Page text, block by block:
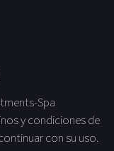
Spa
y condiciones de
con su uso.